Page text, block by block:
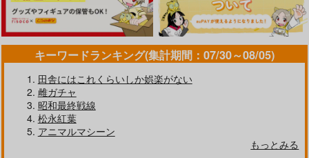
キーワードランキング(集計期間：07/30～08/05)
田舎にはこれくらいしか娯楽がない
雌ガチャ
昭和最終戦線
松永紅葉
アニマルマシーン
もっとみる